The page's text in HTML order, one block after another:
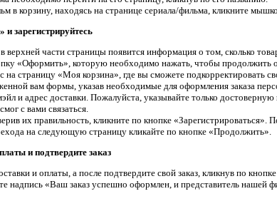
в корзину, находясь на странице сериала/фильма, кликните
зарегистрируйтесь
верхней части страницы появится информация о том, сколько
«Оформить», которую необходимо нажать, чтобы продолжить
страницу «Моя корзина», где вы сможете подкорректировать
вам формы, указав необходимые для оформления заказа
и адрес доставки. Пожалуйста, указывайте только
с вами связаться.
их правильность, кликните по кнопке «Зарегистрироваться».
на следующую страницу кликайте по кнопке «Продолжить».
и подтвердите заказ
и оплаты, а после подтвердите свой заказ, кликнув по
надпись «Ваш заказ успешно оформлен, и представитель нашей